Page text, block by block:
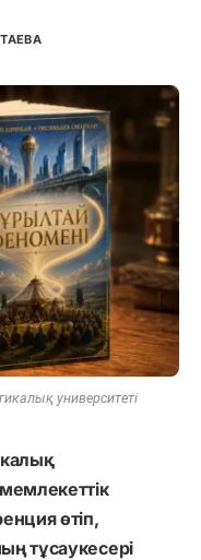
университеті
өтіп,
тұсаукесері